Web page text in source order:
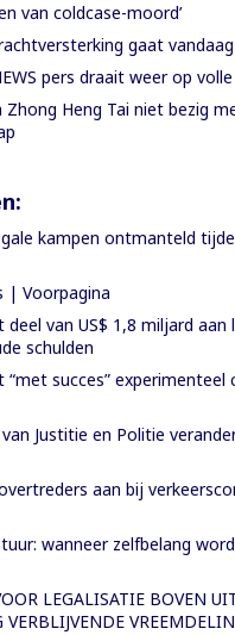
van coldcase-moord’
gaat
pers draait weer op
Zhong Heng Tai niet bezig
kampen ontmanteld
| Voorpagina
van US$ 1,8 miljard aan
schulden
“met succes” experimenteel
Justitie en Politie
aan bij
wanneer zelfbelang
LEGALISATIE BOVEN